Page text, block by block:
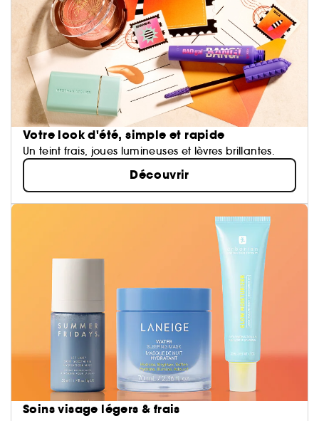
Votre look d'été, simple et rapide
Un teint frais, joues lumineuses et lèvres brillantes.
Découvrir
Soins visage légers & frais